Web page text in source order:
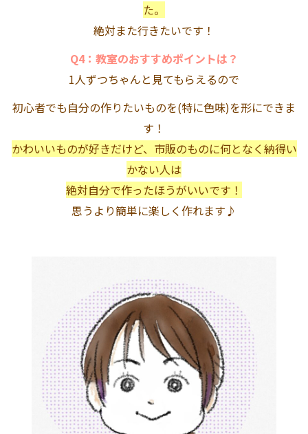
た。
絶対また行きたいです！
Q4：教室のおすすめポイントは？
1人ずつちゃんと見てもらえるので
初心者でも自分の作りたいものを(特に色味)を形にできま
す！
かわいいものが好きだけど、市販のものに何となく納得い
かない人は
絶対自分で作ったほうがいいです！
思うより簡単に楽しく作れます♪